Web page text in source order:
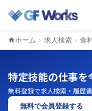
ホーム › 求人検索 › 食
特定技能の仕事を
無料登録で求人検索・履歴
無料で会員登録する